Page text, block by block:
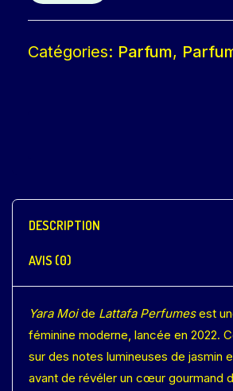
Catégories: Parfum,
DESCRIPTION
AVIS (0)
Yara Moide Lattafa Perfumesest
féminine moderne, lancée en 2022.
sur des notes lumineuses de jasmin
avant de révéler un cœur gourmand